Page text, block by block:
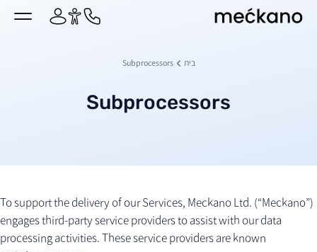
מרכזי
מקאנו
בית Subprocessors
Subprocessors
To support the delivery of our Services, Meckano Ltd. (“Meckano”)
engages third-party service providers to assist with our data
processing activities. These service providers are known